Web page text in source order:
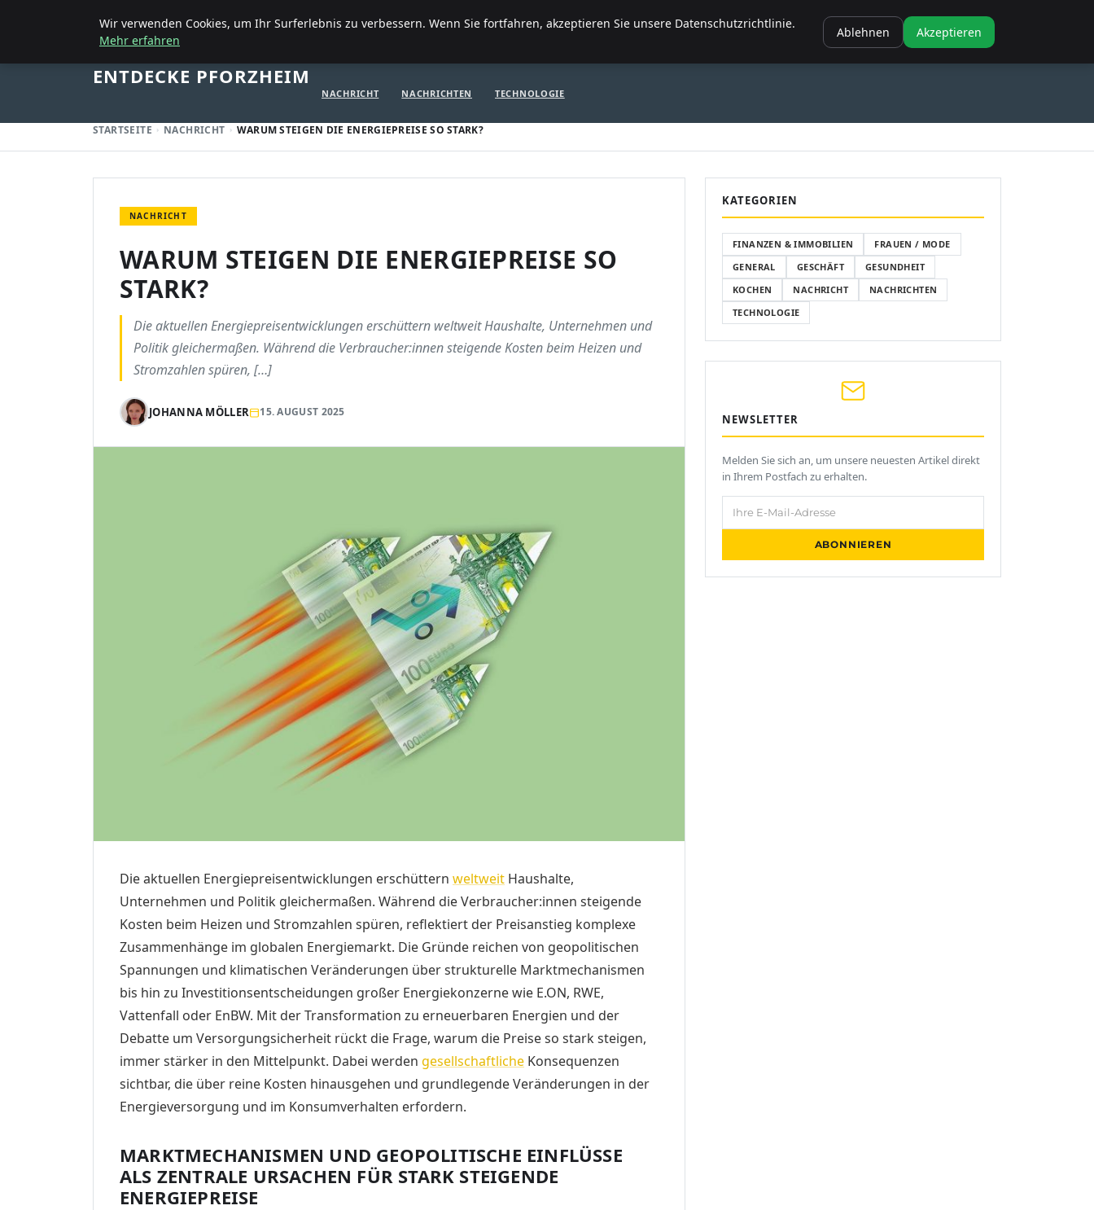
FINANZEN & IMMOBILIENFRAUEN / MODEGENERALGESCHÄFT
ENTDECKE PFORZHEIM
NACHRICHT NACHRICHTEN TECHNOLOGIE
STARTSEITE NACHRICHT WARUM STEIGEN DIE ENERGIEPREISE SO STARK?
NACHRICHT
WARUM STEIGEN DIE ENERGIEPREISE SO
STARK?
Die aktuellen Energiepreisentwicklungen erschüttern weltweit Haushalte, Unternehmen und
Politik gleichermaßen. Während die Verbraucher:innen steigende Kosten beim Heizen und
Stromzahlen spüren, […]
JOHANNA MÖLLER 15. AUGUST 2025
Die aktuellen Energiepreisentwicklungen erschüttern weltweit Haushalte,
Unternehmen und Politik gleichermaßen. Während die Verbraucher:innen steigende
Kosten beim Heizen und Stromzahlen spüren, reflektiert der Preisanstieg komplexe
Zusammenhänge im globalen Energiemarkt. Die Gründe reichen von geopolitischen
Spannungen und klimatischen Veränderungen über strukturelle Marktmechanismen
bis hin zu Investitionsentscheidungen großer Energiekonzerne wie E.ON, RWE,
Vattenfall oder EnBW. Mit der Transformation zu erneuerbaren Energien und der
Debatte um Versorgungsicherheit rückt die Frage, warum die Preise so stark steigen,
immer stärker in den Mittelpunkt. Dabei werden gesellschaftliche Konsequenzen
sichtbar, die über reine Kosten hinausgehen und grundlegende Veränderungen in der
Energieversorgung und im Konsumverhalten erfordern.
MARKTMECHANISMEN UND GEOPOLITISCHE EINFLÜSSE
ALS ZENTRALE URSACHEN FÜR STARK STEIGENDE
ENERGIEPREISE
KATEGORIEN
FINANZEN & IMMOBILIEN
FRAUEN / MODE
GENERAL
GESCHÄFT
GESUNDHEIT
KOCHEN
NACHRICHT
NACHRICHTEN
TECHNOLOGIE
NEWSLETTER
Melden Sie sich an, um unsere neuesten Artikel direkt
in Ihrem Postfach zu erhalten.
Ihre E-Mail-Adresse
ABONNIEREN
Wir verwenden Cookies, um Ihr Surferlebnis zu verbessern. Wenn Sie fortfahren, akzeptieren Sie unsere Datenschutzrichtlinie.
Mehr erfahren
Ablehnen Akzeptieren